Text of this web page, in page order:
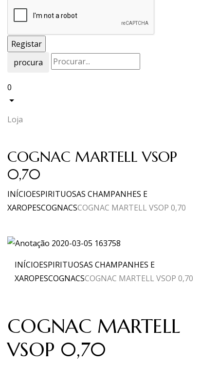
procura
0
Loja
COGNAC MARTELL VSOP
0,70
INÍCIOESPIRITUOSAS CHAMPANHES E
XAROPESCOGNACSCOGNAC MARTELL VSOP 0,70
INÍCIOESPIRITUOSAS CHAMPANHES E
XAROPESCOGNACSCOGNAC MARTELL VSOP 0,70
COGNAC MARTELL
VSOP 0,70